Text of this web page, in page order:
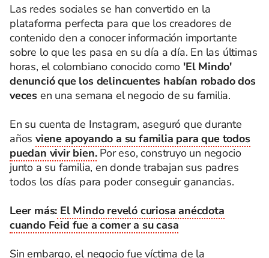
Las redes sociales se han convertido en la
plataforma perfecta para que los creadores de
contenido den a conocer información importante
sobre lo que les pasa en su día a día. En las últimas
horas, el colombiano conocido como 'El Mindo'
denunció que los delincuentes habían robado dos
veces en una semana el negocio de su familia.
En su cuenta de Instagram, aseguró que durante
años viene apoyando a su familia para que todos
puedan vivir bien.Por eso, construyo un negocio
junto a su familia, en donde trabajan sus padres
todos los días para poder conseguir ganancias.
Leer más: El Mindo reveló curiosa anécdota
cuando Feid fue a comer a su casa
Sin embargo, el negocio fue víctima de la